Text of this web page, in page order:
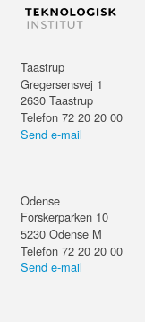
Taastrup
Gregersensvej 1
2630 Taastrup
Telefon 72 20 20 00
Send e-mail
Odense
Forskerparken 10
5230 Odense M
Telefon 72 20 20 00
Send e-mail